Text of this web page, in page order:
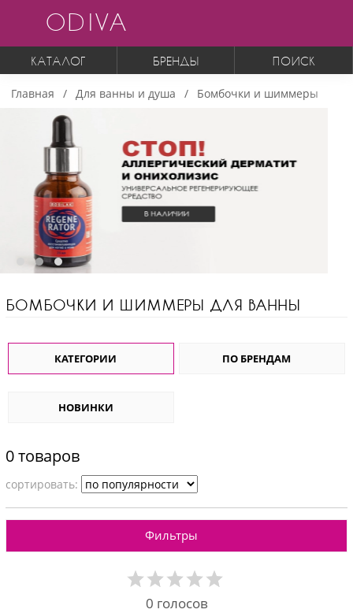
ODIVA
КАТАЛОГ БРЕНДЫ ПОИСК
Главная Для ванны и душа Бомбочки и шиммеры
БОМБОЧКИ И ШИММЕРЫ ДЛЯ ВАННЫ
КАТЕГОРИИ ПО БРЕНДАМ
НОВИНКИ
0 товаров
cортировать:
Фильтры
0 голосов